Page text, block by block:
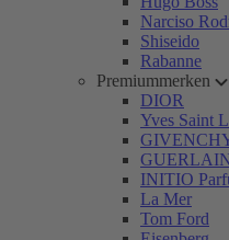
Narciso
Shiseido
Rabanne
Premiummerken
DIOR
Yves Saint
INITIO
La Mer
Tom Ford